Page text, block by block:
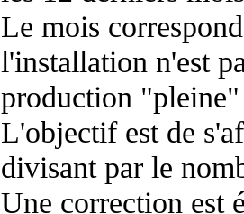
Le mois
l'installation n'est
production "pleine"
L'objectif est de
divisant par le
Une correction est